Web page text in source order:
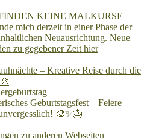
KEINE MALKURSE
mich derzeit in einer Phase der
Neuausrichtung. Neue
zu gegebener Zeit hier
– Kreative Reise durch die
Geburtstagsfest – Feiere
🎨✨🎂
zu anderen Webseiten